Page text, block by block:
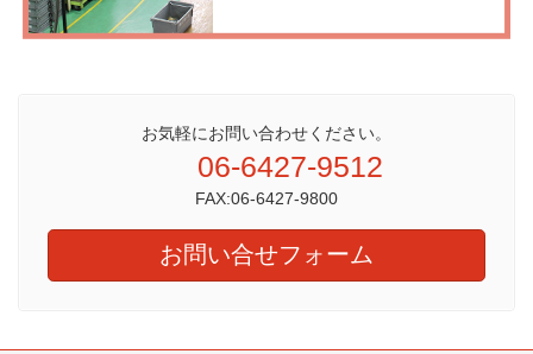
お気軽にお問い合わせください。
06-6427-9512
FAX:06-6427-9800
お問い合せフォーム